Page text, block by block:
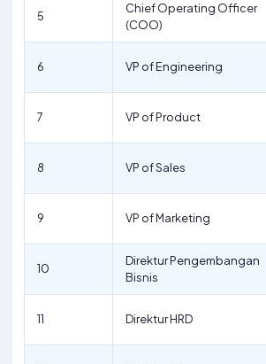
5
Chief Operating Officer
(COO)
6 VP of Engineering
7 VP of Product
8 VP of Sales
9 VP of Marketing
10
Direktur Pengembangan
Bisnis
11 Direktur HRD